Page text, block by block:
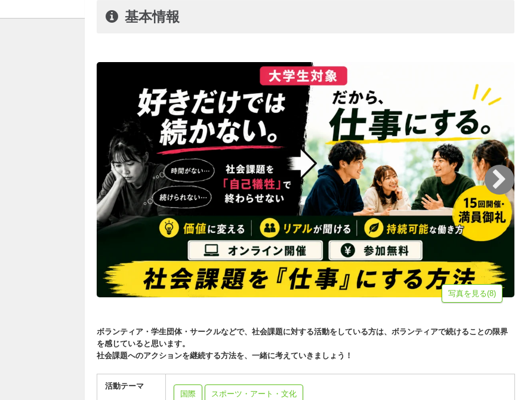
基本情報
写真を見る(8)
ボランティア・学生団体・サークルなどで、社会課題に対する活動をしている方は、ボランティアで続けることの限界
を感じていると思います。
社会課題へのアクションを継続する方法を、一緒に考えていきましょう！
活動テーマ
国際
スポーツ・アート・文化